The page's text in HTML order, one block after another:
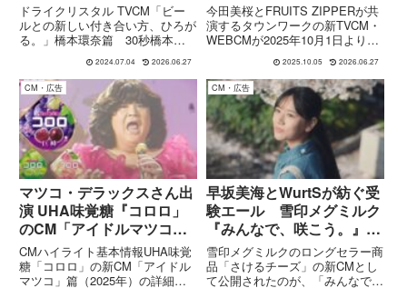
ドライクリスタル TVCM「ビー
ルとの新しい付き合い方、ひろが
る。」橋本環奈篇 30秒橋本環
奈さんの出演するアサヒビール
スーパードライ ドライクリスタ
ルのCMがアサヒグループ
YouTube公式チャンネルで公開に
なっています。 ※お酒は20...
2024.07.04 2026.06.27
今田美桜とFRUITS ZIPPERが共
演するタウンワークの新TVCM・
WEBCMが2025年10月1日より公
開。おなじみの「タウンワークの
うた」に乗せた“ポージング
篇”や“KAWAIIポーズ”篇の見どこ
ろ、演出・出演者コメントを徹底
解説。
2025.10.05 2026.06.27
CM・広告
マツコ・デラックスさん出
演 UHA味覚糖『コロロ」
のCM「アイドルマツコ』
篇
CMハイライト基本情報UHA味覚
糖「コロロ」の新CM「アイドル
マツコ」篇（2025年）の詳細ま
CM・広告
早坂美海とWurtSが紡ぐ受
験エール 雪印メグミルク
『みんなで、咲こう。』篇
CMが描く“前を向く瞬間”
雪印メグミルクのロングセラー商
品「さけるチーズ」の新CMとし
て公開されたのが、「みんなで、